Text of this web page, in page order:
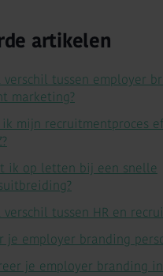
artikelen
tussen employer
marketing?
ik mijn recruitmentproces
ik op letten bij een snelle
tussen HR en
je employer branding
je employer branding in